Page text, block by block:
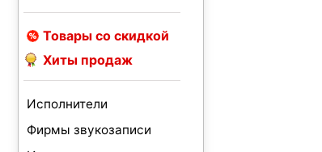
Товары со скидкой
Хиты продаж
Исполнители
Фирмы звукозаписи